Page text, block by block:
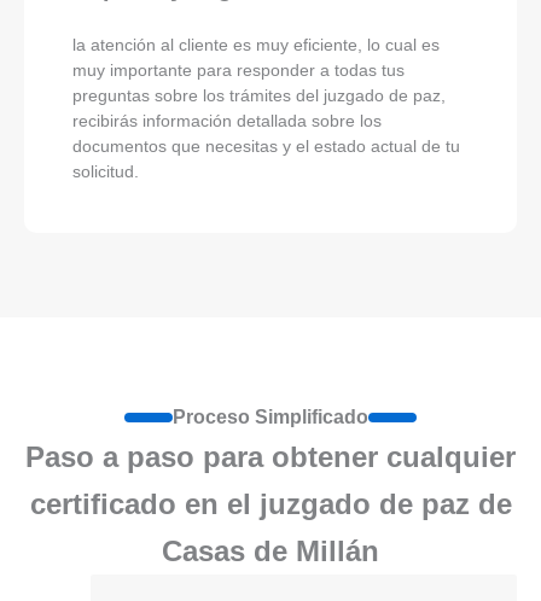
la atención al cliente es muy eficiente, lo cual es
muy importante para responder a todas tus
preguntas sobre los trámites del juzgado de paz,
recibirás información detallada sobre los
documentos que necesitas y el estado actual de tu
solicitud.
Proceso Simplificado
Paso a paso para obtener cualquier
certificado en el juzgado de paz de
Casas de Millán